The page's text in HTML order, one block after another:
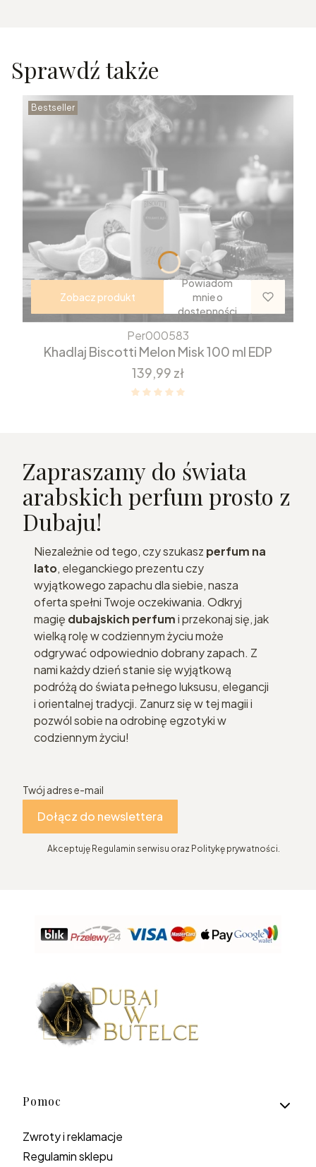
Sprawdź także
Bestseller
Zobacz produkt
Powiadom
mnie o
dostępności
Per000583
Khadlaj Biscotti Melon Misk 100 ml EDP
Cena
139,99 zł
Zapraszamy do świata
arabskich perfum prosto z
Dubaju!
Niezależnie od tego, czy szukasz perfum na
lato, eleganckiego prezentu czy
wyjątkowego zapachu dla siebie, nasza
oferta spełni Twoje oczekiwania. Odkryj
magię dubajskich perfumi przekonaj się, jak
wielką rolę w codziennym życiu może
odgrywać odpowiednio dobrany zapach. Z
nami każdy dzień stanie się wyjątkową
podróżą do świata pełnego luksusu, elegancji
i orientalnej tradycji. Zanurz się w tej magii i
pozwól sobie na odrobinę egzotyki w
codziennym życiu!
Twój adres e-mail
Dołącz do newslettera
Akceptuję Regulamin serwisu oraz Politykę prywatności.
Linki w stopce
Pomoc
Zwroty i reklamacje
Regulamin sklepu